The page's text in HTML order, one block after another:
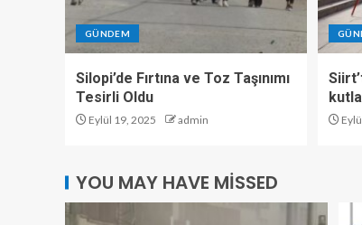
GÜNDEM
Silopi’de Fırtına ve Toz Taşınımı
Tesirli Oldu
Eylül 19, 2025 admin
YOU MAY HAVE MISSED